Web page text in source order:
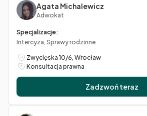
Agata Michalewicz
Adwokat
Specjalizacje:
Intercyza, Sprawy rodzinne
Zwycięska 10/6, Wrocław
Konsultacja prawna
Zadzwoń teraz